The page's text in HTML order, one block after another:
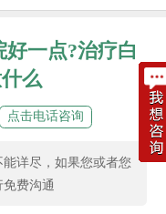
一点?治疗白
么
点击电话咨询
详尽，如果您或者您
免费沟通